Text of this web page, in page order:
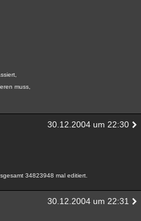
muss,
30.12.2004 um 22:30
34823948 mal editiert.
30.12.2004 um 22:31